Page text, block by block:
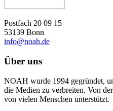
Postfach 20 09 15
53139 Bonn
info@noah.de
Über uns
NOAH wurde 1994 gegründet,
die Medien zu verbreiten. Von
von vielen Menschen unterstützt.